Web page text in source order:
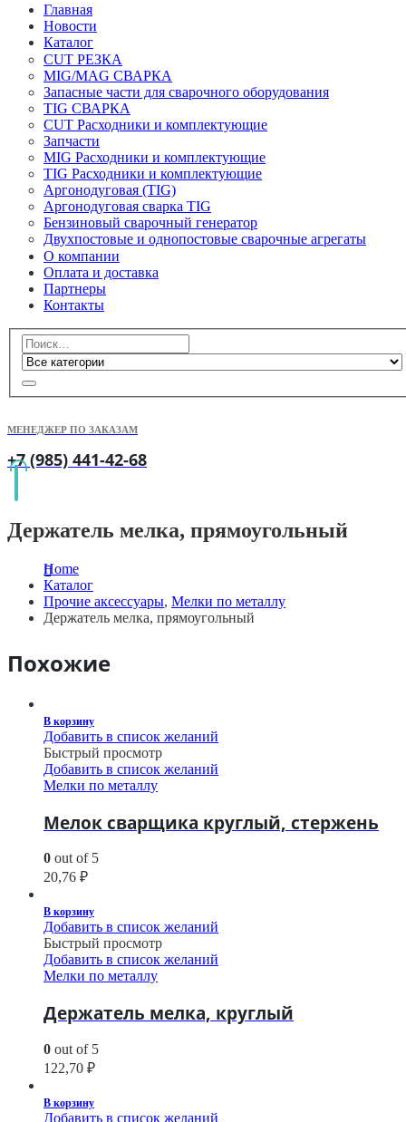
Главная
Новости
Каталог
CUT РЕЗКА
MIG/MAG СВАРКА
Запасные части для сварочного оборудования
TIG СВАРКА
CUT Расходники и комплектующие
Запчасти
MIG Расходники и комплектующие
TIG Расходники и комплектующие
Аргонодуговая (TIG)
Аргонодуговая сварка TIG
Бензиновый сварочный генератор
Двухпостовые и однопостовые сварочные агрегаты
О компании
Оплата и доставка
Партнеры
Контакты
МЕНЕДЖЕР ПО ЗАКАЗАМ
+7 (985) 441-42-68
Держатель мелка, прямоугольный
Home
Каталог
Прочие аксессуары, Мелки по металлу
Держатель мелка, прямоугольный
Похожие
В корзину
Добавить в список желаний
Быстрый просмотр
Добавить в список желаний
Мелки по металлу
Мелок сварщика круглый, стержень
0 out of 5
20,76 ₽
В корзину
Добавить в список желаний
Быстрый просмотр
Добавить в список желаний
Мелки по металлу
Держатель мелка, круглый
0 out of 5
122,70 ₽
В корзину
Добавить в список желаний